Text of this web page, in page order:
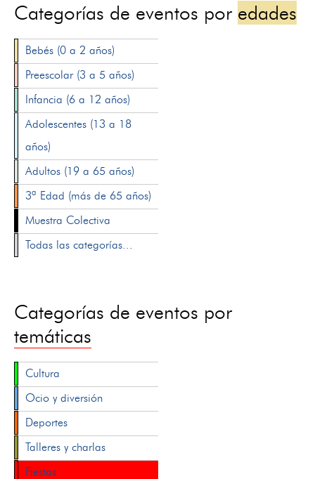
Categorías de eventos por edades
Bebés (0 a 2 años)
Preescolar (3 a 5 años)
Infancia (6 a 12 años)
Adolescentes (13 a 18
años)
Adultos (19 a 65 años)
3ª Edad (más de 65 años)
Muestra Colectiva
Todas las categorías...
Categorías de eventos por
temáticas
Cultura
Ocio y diversión
Deportes
Talleres y charlas
Fiestas